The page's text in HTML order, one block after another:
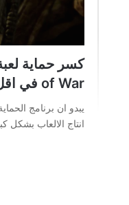
of War في اقل من 24 ساعة..
انتاج الالعاب بشكل